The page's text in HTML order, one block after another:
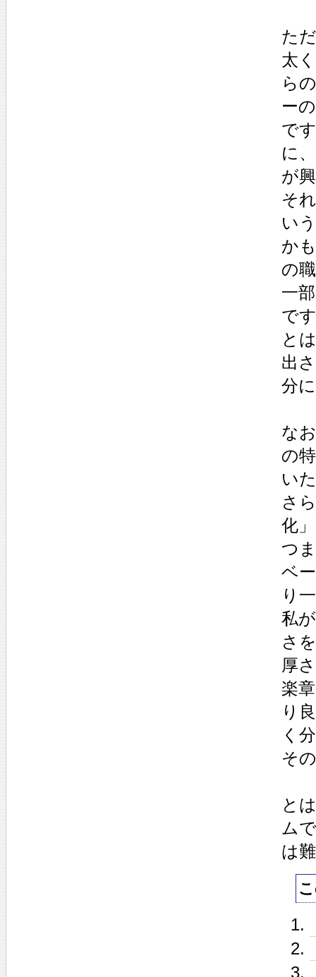
た
太
ら
ー
で
に
が
そ
い
か
の
一
で
と
出
分
な
の
い
さ
化
つ
ベ
り
私
さ
厚
楽
り
く
そ
と
ム
は